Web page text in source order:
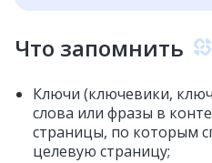
Что запомнить
Ключи (ключевики,
слова или фразы в
страницы, по которым
целевую страницу;